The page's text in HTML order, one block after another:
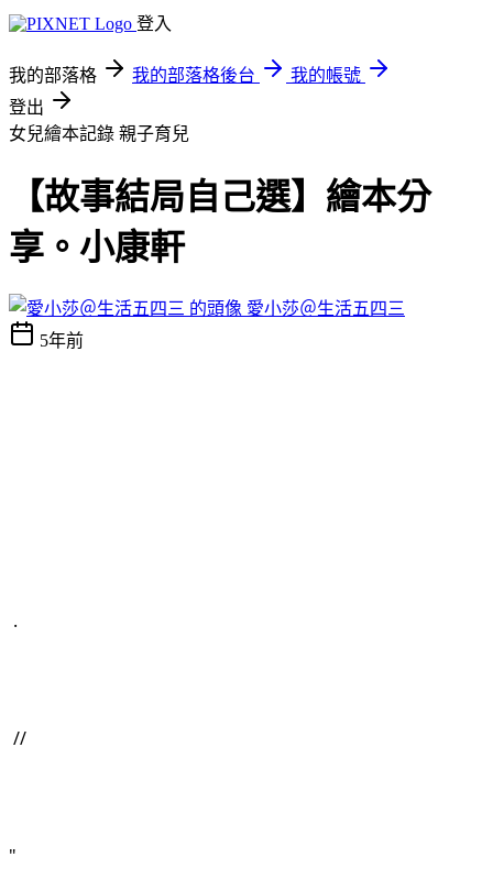
登入
我的部落格 我的部落格後台
我的帳號
登出
女兒繪本記錄 親子育兒
【故事結局自己選】繪本分
享。小康軒
愛小莎＠生活五四三
5年前
.
//
"